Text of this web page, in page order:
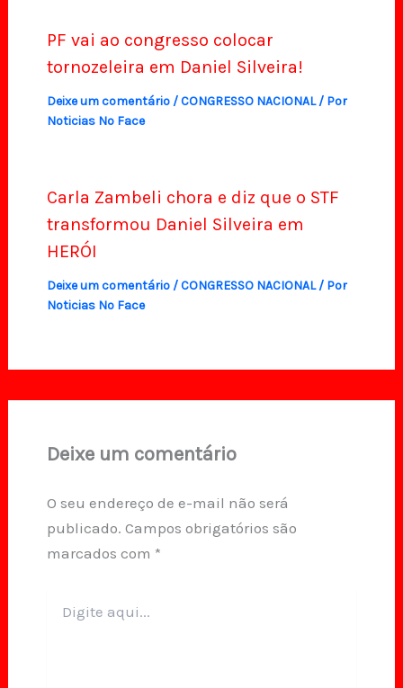
PF vai ao congresso colocar
tornozeleira em Daniel Silveira!
Deixe um comentário /CONGRESSO NACIONAL/ Por
Noticias No Face
Carla Zambeli chora e diz que o STF
transformou Daniel Silveira em
HERÓI
Deixe um comentário /CONGRESSO NACIONAL/ Por
Noticias No Face
Deixe um comentário
O seu endereço de e-mail não será
publicado. Campos obrigatórios são
marcados com *
aqui...